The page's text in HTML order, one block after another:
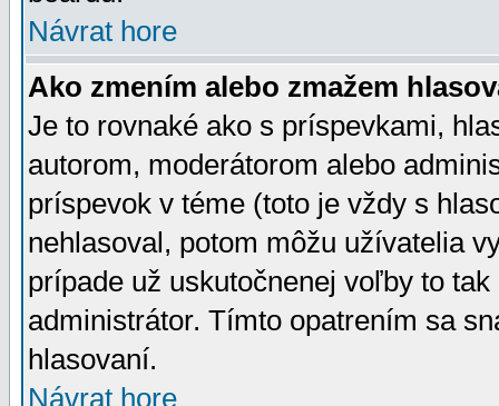
Návrat hore
Ako zmením alebo zmažem
Je to rovnaké ako s príspevkami,
autorom, moderátorom alebo
príspevok v téme (toto je vždy s
nehlasoval, potom môžu užívatelia
prípade už uskutočnenej voľby to
administrátor. Tímto opatrením sa
hlasovaní.
Návrat hore